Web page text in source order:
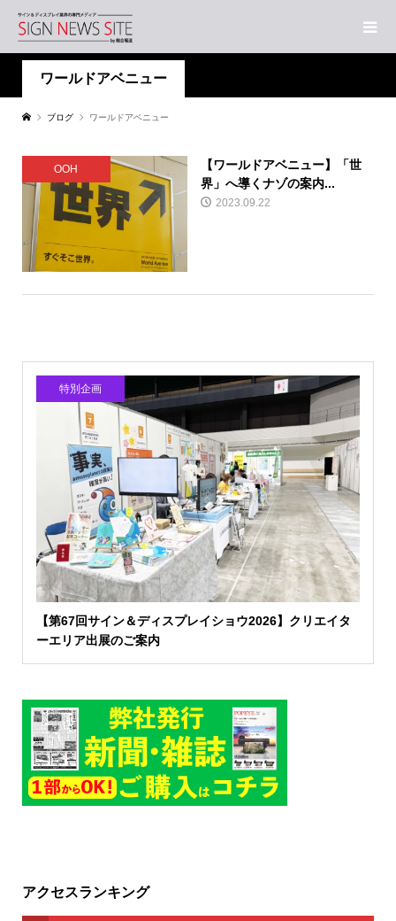
ワールドアベニュー
ブログ ワールドアベニュー
OOH
【ワールドアベニュー】「世
界」へ導くナゾの案内...
2023.09.22
特別企画
【第67回サイン＆ディスプレイショウ2026】クリエイタ
ーエリア出展のご案内
アクセスランキング